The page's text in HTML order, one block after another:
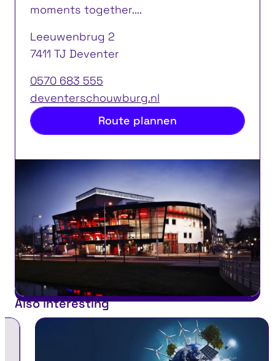
moments together....
Leeuwenbrug 2
7411 TJ Deventer
0570 683 555
deventerschouwburg.nl
Route plannen
Also interesting